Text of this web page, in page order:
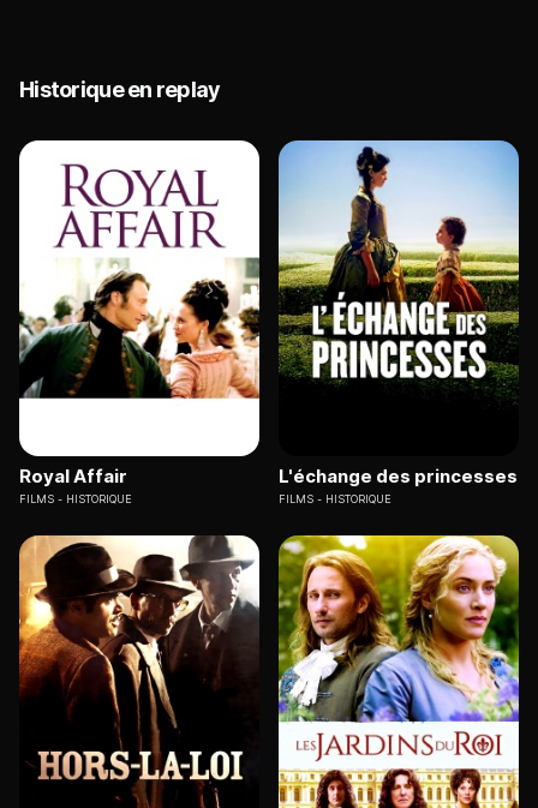
Historique en replay
Royal Affair
FILMS HISTORIQUE
L'échange des princesses
FILMS HISTORIQUE